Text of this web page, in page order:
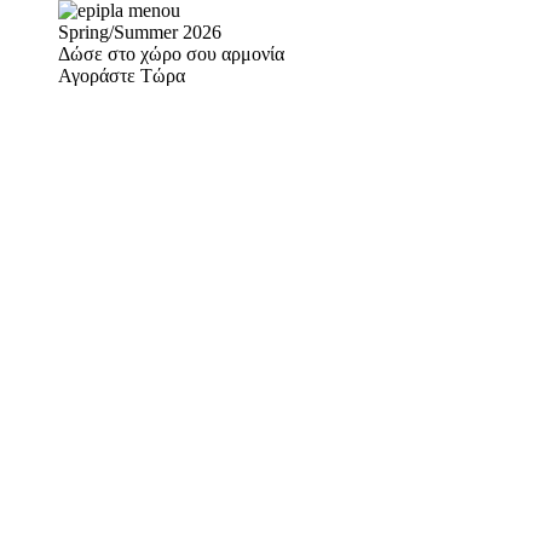
Spring/Summer 2026
Δώσε στο χώρο σου αρμονία
Αγοράστε Τώρα